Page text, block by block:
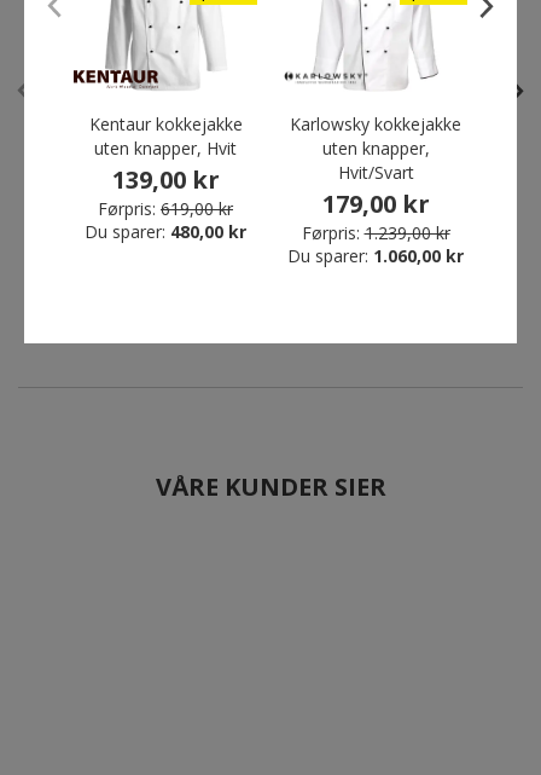
Restparti
Spar 91%
Hejco Cuisinier 12-pack
kokkeknapper, Hvit
Karlowsky 12-pack
kokkeknapper, Svart
69,00 kr
Kentaur kokkejakke
uten knapper, Hvit
139,00 kr
Førpris: 619,00 kr
Du sparer: 480,00 kr
Karlowsky kokkejakke
uten knapper,
Hvit/Svart
179,00 kr
Førpris: 1.239,00 kr
Du sparer: 1.060,00 kr
VÅRE KUNDER SIER